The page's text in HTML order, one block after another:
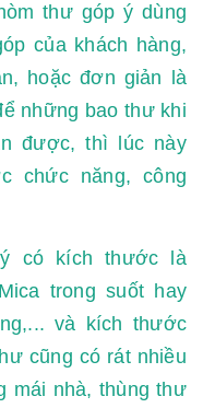
thư góp ý dùng
của khách hàng,
hoặc đơn giản là
những bao thư khi
được, thì lúc này
chức năng, công
có kích thước là
trong suốt hay
và kích thước
cũng có rát nhiều
mái nhà, thùng thư